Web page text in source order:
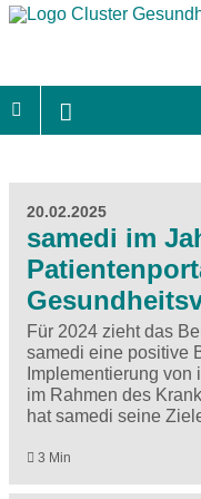
20.02.2025
samedi im
Für 2024 zieht das
samedi eine positive
Implementierung
im Rahmen des
hat samedi seine
3 Min